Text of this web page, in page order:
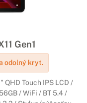
Gen1
odolný kryt.
QHD Touch IPS LCD /
/ WiFi / BT 5.4 /